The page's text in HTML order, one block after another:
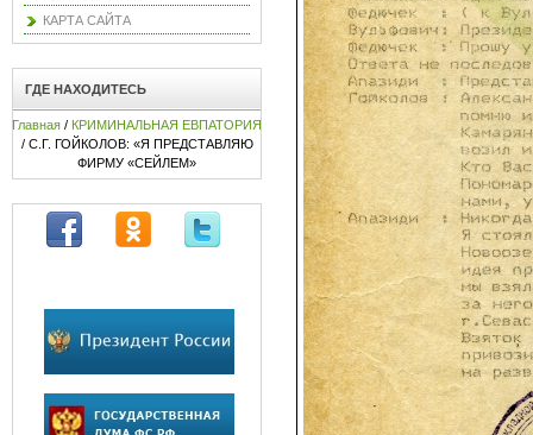
КАРТА САЙТА
ГДЕ НАХОДИТЕСЬ
Главная / КРИМИНАЛЬНАЯ ЕВПАТОРИЯ
/ С.Г. ГОЙКОЛОВ: «Я ПРЕДСТАВЛЯЮ
ФИРМУ «СЕЙЛЕМ»